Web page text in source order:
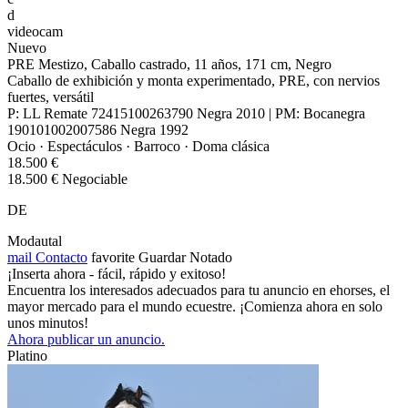
d
videocam
Nuevo
PRE Mestizo, Caballo castrado, 11 años, 171 cm, Negro
Caballo de exhibición y monta experimentado, PRE, con nervios
fuertes, versátil
P: LL Remate 72415100263790 Negra 2010 | PM: Bocanegra
190101002007586 Negra 1992
Ocio · Espectáculos · Barroco · Doma clásica
18.500 €
18.500 € Negociable
DE
Modautal
mail Contacto favorite Guardar Notado
¡Inserta ahora - fácil, rápido y exitoso!
Encuentra los interesados adecuados para tu anuncio en ehorses, el
mayor mercado para el mundo ecuestre. ¡Comienza ahora en solo
unos minutos!
Ahora publicar un anuncio.
Platino